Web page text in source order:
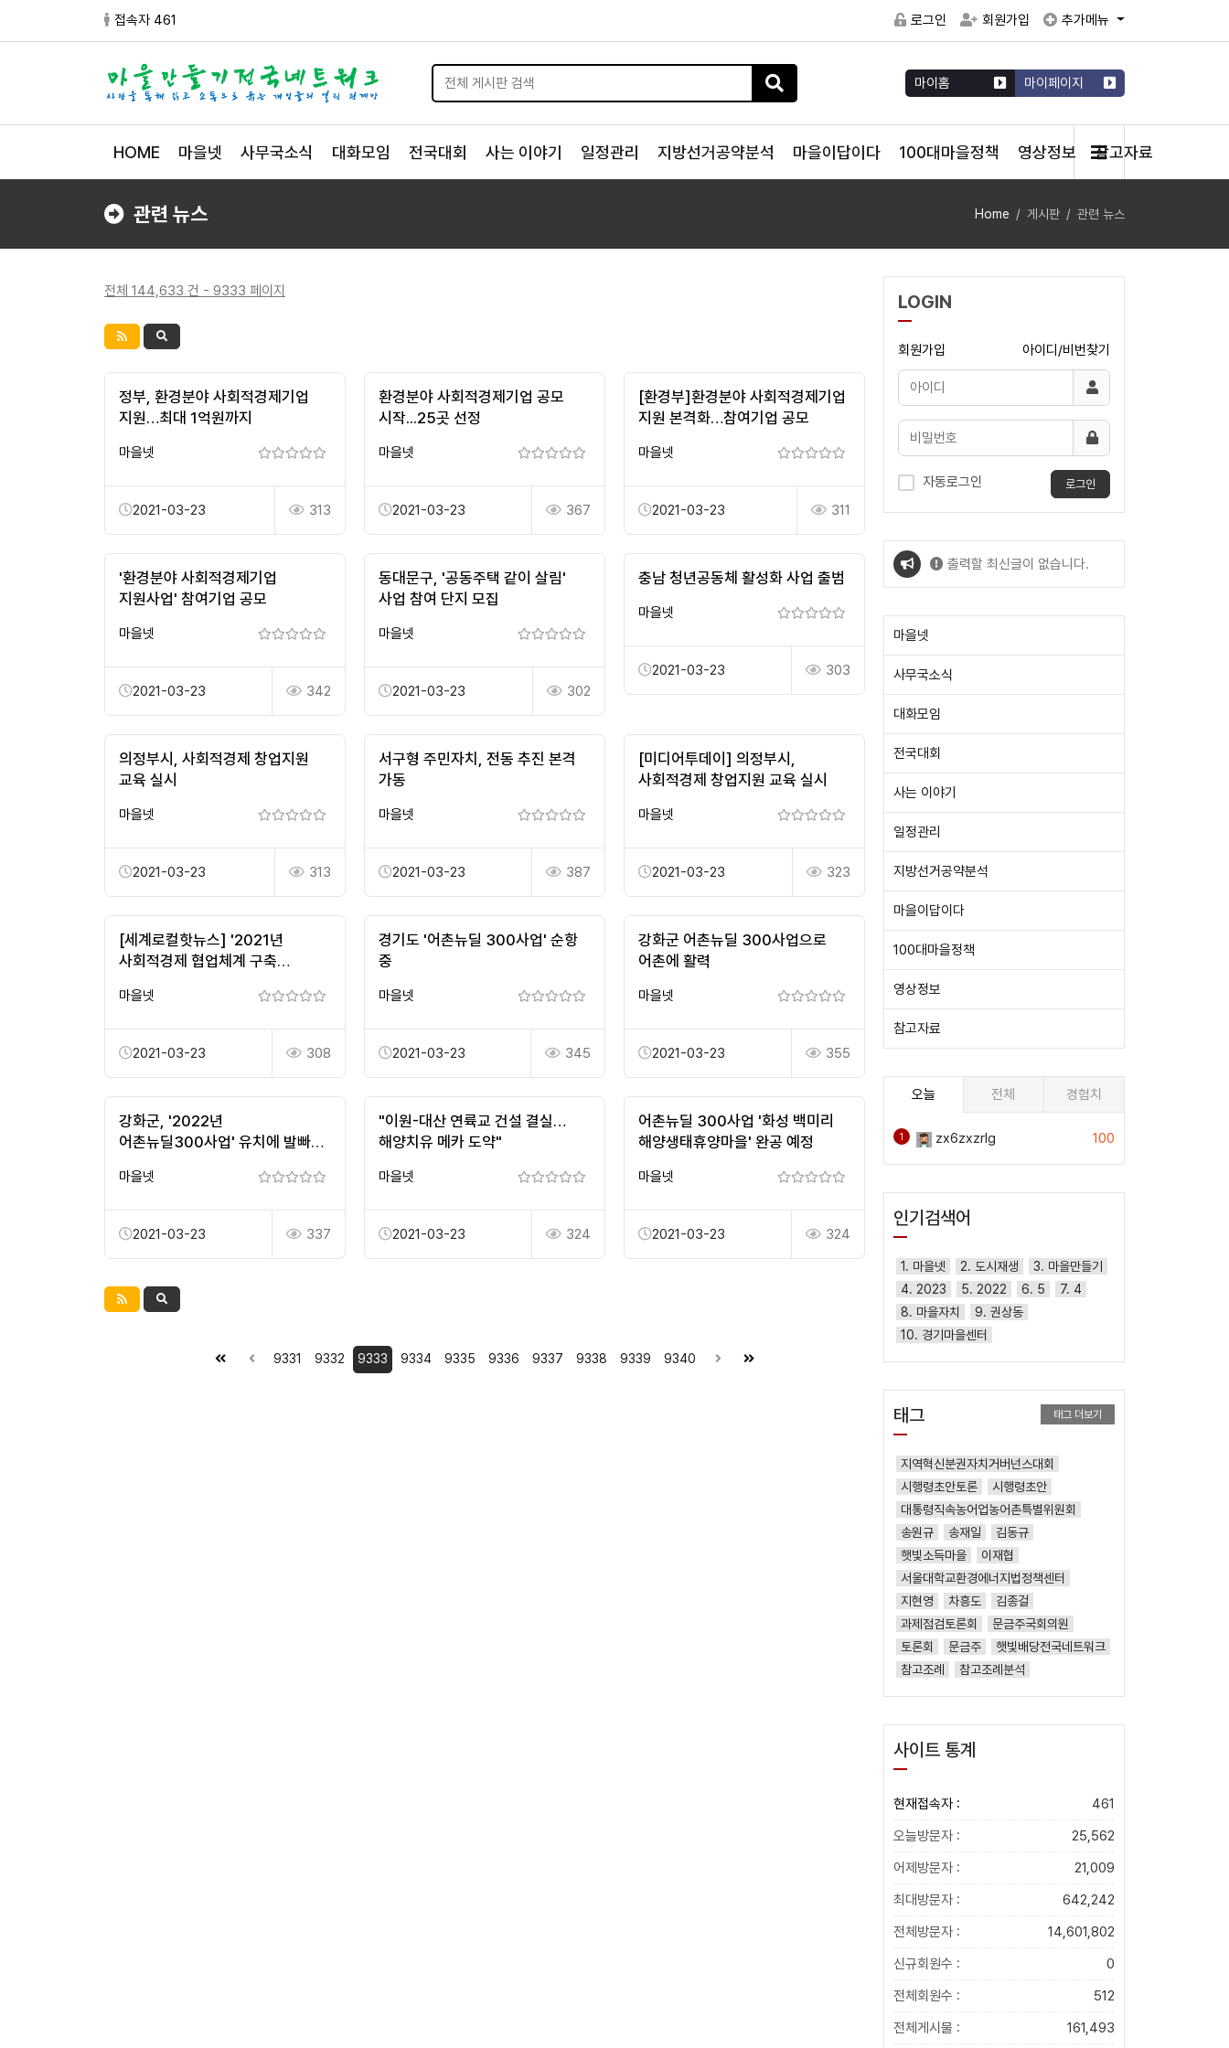
접속자 461 로그인 회원가입 추가메뉴
마이홈 마이페이지
HOME 마을넷 사무국소식 대화모임 전국대회 사는 이야기 일정관리 지방선거공약분석 마을이답이다 100대마을정책 영상정보 참고자료
관련 뉴스 Home 게시판 관련 뉴스
전체 144,633 건 - 9333 페이지
정부, 환경분야 사회적경제기업
지원…최대 1억원까지
마을넷
2021-03-23 313
환경분야 사회적경제기업 공모
시작...25곳 선정
마을넷
2021-03-23 367
[환경부]환경분야 사회적경제기업
지원 본격화…참여기업 공모
마을넷
2021-03-23 311
'환경분야 사회적경제기업
지원사업' 참여기업 공모
마을넷
2021-03-23 342
동대문구, '공동주택 같이 살림'
사업 참여 단지 모집
마을넷
2021-03-23 302
충남 청년공동체 활성화 사업 출범
마을넷
2021-03-23 303
의정부시, 사회적경제 창업지원
교육 실시
마을넷
2021-03-23 313
서구형 주민자치, 전동 추진 본격
가동
마을넷
2021-03-23 387
[미디어투데이] 의정부시,
사회적경제 창업지원 교육 실시
마을넷
2021-03-23 323
[세계로컬핫뉴스] '2021년
사회적경제 협업체계 구축
마을넷
2021-03-23 308
경기도 '어촌뉴딜 300사업' 순항
중
마을넷
2021-03-23 345
강화군 어촌뉴딜 300사업으로
어촌에 활력
마을넷
2021-03-23 355
강화군, '2022년
어촌뉴딜300사업' 유치에 발빠른
마을넷
2021-03-23 337
"이원-대산 연륙교 건설 결실…
해양치유 메카 도약"
마을넷
2021-03-23 324
어촌뉴딜 300사업 '화성 백미리
해양생태휴양마을' 완공 예정
마을넷
2021-03-23 324
9331 9332 9333 9334 9335 9336 9337 9338 9339 9340
LOGIN
회원가입 아이디/비번찾기
자동로그인 로그인
출력할 최신글이 없습니다.
마을넷
사무국소식
대화모임
전국대회
사는 이야기
일정관리
지방선거공약분석
마을이답이다
100대마을정책
영상정보
참고자료
오늘 전체 경험치
1 zx6zxzrlg 100
인기검색어
1. 마을넷 2. 도시재생
3. 마을만들기
4. 2023
5. 2022 6. 5
7. 4
8. 마을자치
9. 권상동
10. 경기마을센터
태그 태그 더보기
지역혁신분권자치거버넌스대회
시행령초안토론
시행령초안
대통령직속농어업농어촌특별위원회
송원규
송재일
김동규
햇빛소득마을
이재협
서울대학교환경에너지법정책센터
지현영
차흥도
김종걸
과제점검토론회
문금주국회의원
토론회
문금주
햇빛배당전국네트워크
참고조례
참고조례분석
사이트 통계
현재접속자 :
461
오늘방문자 :
25,562
어제방문자 :
21,009
최대방문자 :
642,242
전체방문자 :
14,601,802
신규회원수 :
0
전체회원수 :
512
전체게시물 :
161,493